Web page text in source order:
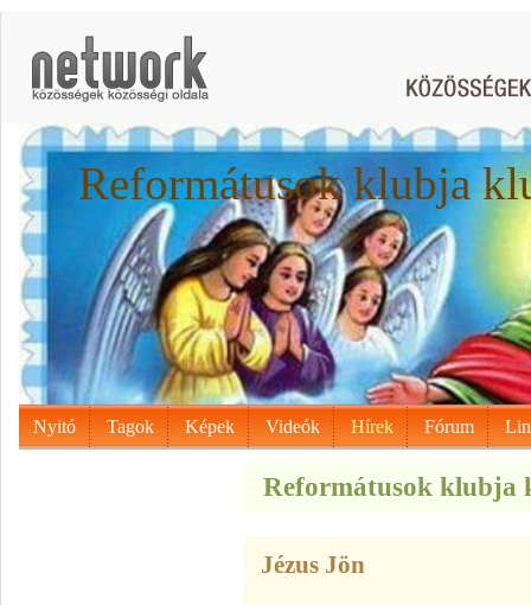
Reformátusok klubja
Nyitó Tagok Képek Videók Hírek Fórum
Reformátusok klubja
Jézus Jön